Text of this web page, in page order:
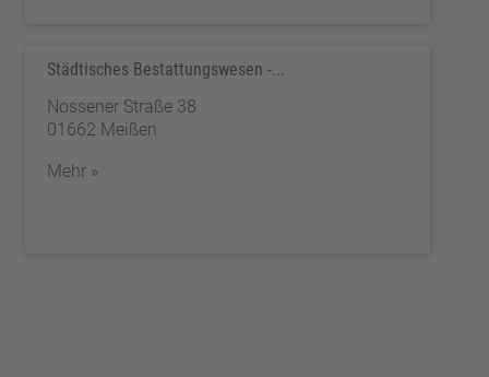
Städtisches Bestattungswesen -...
Nossener Straße 38
01662 Meißen
Mehr »